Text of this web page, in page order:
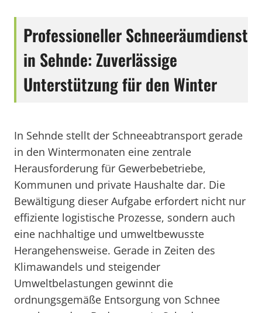
Professioneller Schneeräumdienst
in Sehnde: Zuverlässige
Unterstützung für den Winter
In Sehnde stellt der Schneeabtransport gerade
in den Wintermonaten eine zentrale
Herausforderung für Gewerbebetriebe,
Kommunen und private Haushalte dar. Die
Bewältigung dieser Aufgabe erfordert nicht nur
effiziente logistische Prozesse, sondern auch
eine nachhaltige und umweltbewusste
Herangehensweise. Gerade in Zeiten des
Klimawandels und steigender
Umweltbelastungen gewinnt die
ordnungsgemäße Entsorgung von Schnee